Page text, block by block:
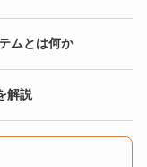
ムとは何か
解説